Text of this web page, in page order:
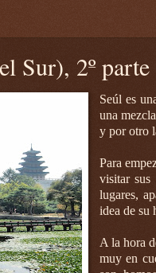
Sur), 2º parte
Seúl es
una
y por otro
Para
visitar sus
lugares,
idea de su
A la hora
muy en